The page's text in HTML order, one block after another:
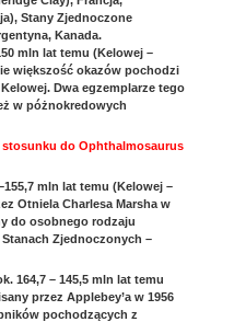
Stany Zjednoczone
Kanada.
mln lat temu (Kelowej –
większość okazów pochodzi
Dwa egzemplarze tego
w póżnokredowych
do Ophthalmosaurus
mln lat temu (Kelowej –
Otniela Charlesa Marsha w
do osobnego rodzaju
Zjednoczonych –
164,7 – 145,5 mln lat temu
przez Applebey’a w 1956
pochodzących z